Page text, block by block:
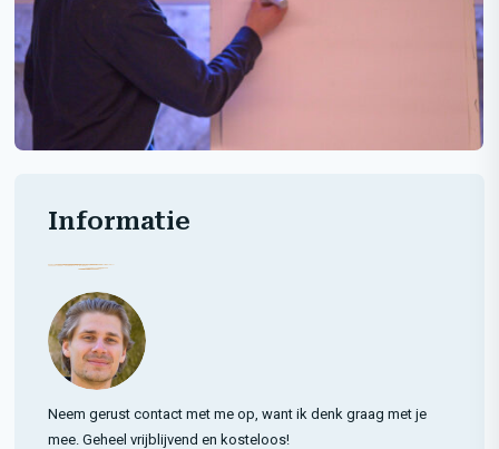
Informatie
Neem gerust contact met me op, want ik denk graag met je
mee. Geheel vrijblijvend en kosteloos!